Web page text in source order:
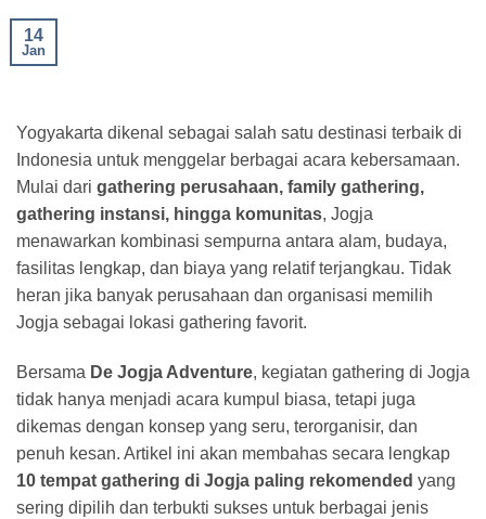
14
Jan
Yogyakarta dikenal sebagai salah satu destinasi terbaik di
Indonesia untuk menggelar berbagai acara kebersamaan.
Mulai dari gathering perusahaan, family gathering,
gathering instansi, hingga komunitas, Jogja
menawarkan kombinasi sempurna antara alam, budaya,
fasilitas lengkap, dan biaya yang relatif terjangkau. Tidak
heran jika banyak perusahaan dan organisasi memilih
Jogja sebagai lokasi gathering favorit.
Bersama De Jogja Adventure, kegiatan gathering di Jogja
tidak hanya menjadi acara kumpul biasa, tetapi juga
dikemas dengan konsep yang seru, terorganisir, dan
penuh kesan. Artikel ini akan membahas secara lengkap
10 tempat gathering di Jogja paling rekomended yang
sering dipilih dan terbukti sukses untuk berbagai jenis